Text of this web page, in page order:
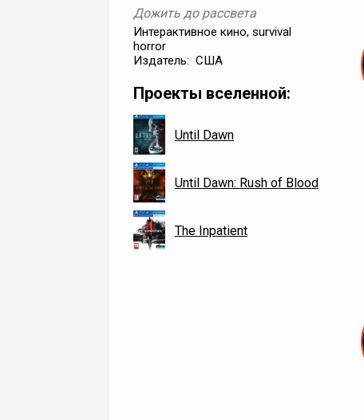
Дожить до рассвета
Интерактивное кино, survival
horror
Издатель: США
Проекты вселенной:
Until Dawn
Until Dawn: Rush of Blood
The Inpatient